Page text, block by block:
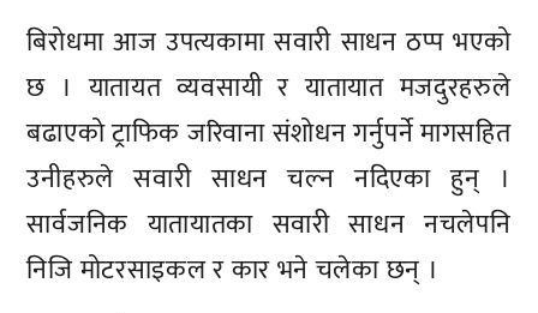
बिरोधमा आज उपत्यकामा सवारी साधन ठप्प भएको
छ । यातायत व्यवसायी र यातायात मजदुरहरुले
बढाएको ट्राफिक जरिवाना संशोधन गर्नुपर्ने मागसहित
उनीहरुले सवारी साधन चल्न नदिएका हुन् ।
सार्वजनिक यातायातका सवारी साधन नचलेपनि
निजि मोटरसाइकल र कार भने चलेका छन् ।